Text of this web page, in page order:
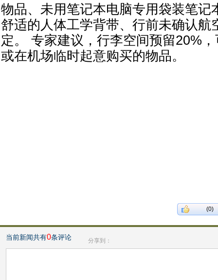
物品、未用笔记本电脑专用袋装笔记
舒适的人体工学背带、行前未确认航
定。 专家建议，行李空间预留20%
或在机场临时起意购买的物品。
(0)
当前新闻共有0条评论 分享到：